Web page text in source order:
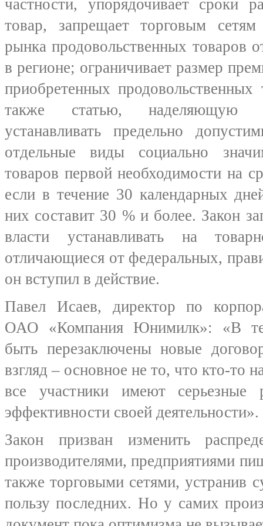
частности, упорядочивает сроки
товар, запрещает торговым
рынка продовольственных товаров
в регионе; ограничивает размер
приобретенных
также статью, наделяющую
устанавливать предельно
отдельные виды социально
товаров первой необходимости на
если в течение 30 календарных
них составит 30 % и более. Закон
власти устанавливать на
отличающиеся от федеральных,
он вступил в действие.
Павел Исаев, директор по
ОАО «Компания Юнимилк»: «В
быть перезаключены новые
взгляд – основное не то, что кто-то
все участники имеют
эффективности своей деятельности».
Закон призван изменить
производителями, предприятиями
также торговыми сетями, устранив
пользу последних. Но у самих